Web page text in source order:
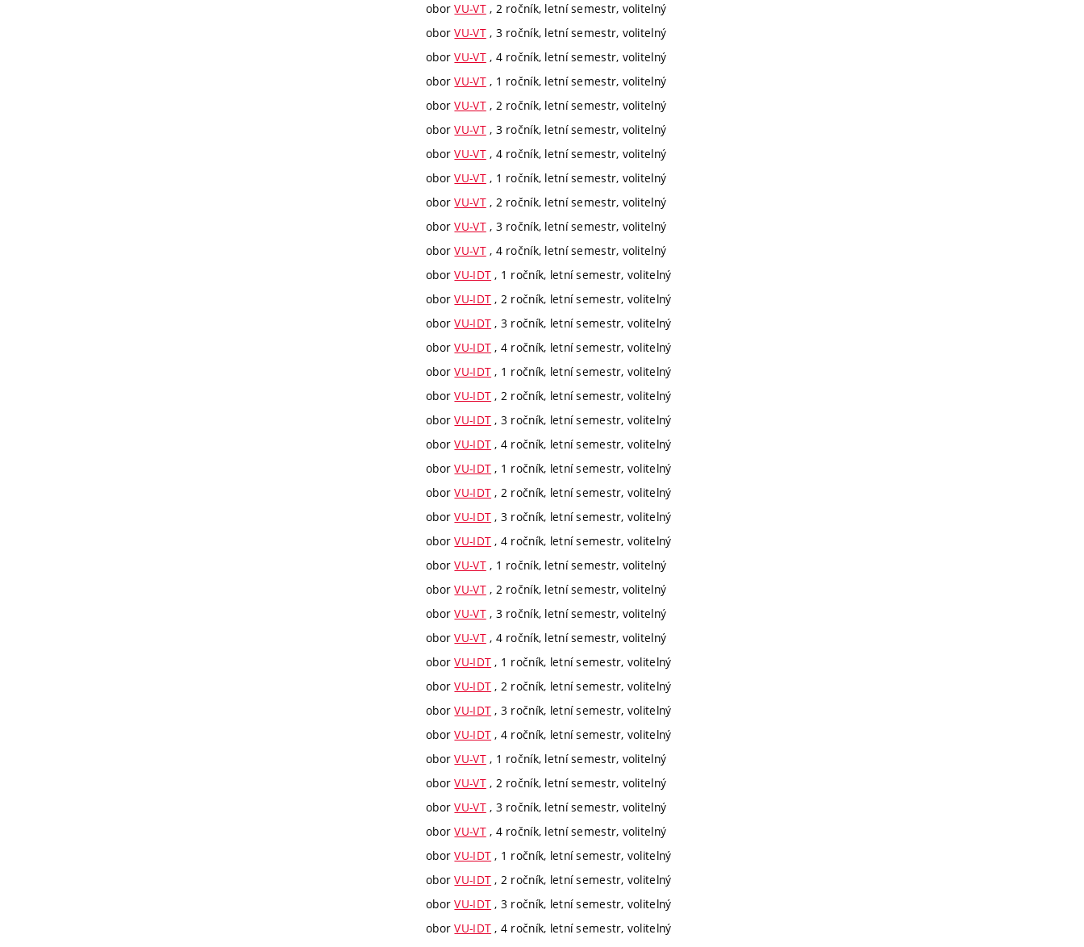
oborVU-VT, 2 ročník, letní semestr, volitelný
oborVU-VT, 3 ročník, letní semestr, volitelný
oborVU-VT, 4 ročník, letní semestr, volitelný
oborVU-VT, 1 ročník, letní semestr, volitelný
oborVU-VT, 2 ročník, letní semestr, volitelný
oborVU-VT, 3 ročník, letní semestr, volitelný
oborVU-VT, 4 ročník, letní semestr, volitelný
oborVU-VT, 1 ročník, letní semestr, volitelný
oborVU-VT, 2 ročník, letní semestr, volitelný
oborVU-VT, 3 ročník, letní semestr, volitelný
oborVU-VT, 4 ročník, letní semestr, volitelný
oborVU-IDT , 1 ročník, letní semestr, volitelný
oborVU-IDT , 2 ročník, letní semestr, volitelný
oborVU-IDT , 3 ročník, letní semestr, volitelný
oborVU-IDT , 4 ročník, letní semestr, volitelný
oborVU-IDT , 1 ročník, letní semestr, volitelný
oborVU-IDT , 2 ročník, letní semestr, volitelný
oborVU-IDT , 3 ročník, letní semestr, volitelný
oborVU-IDT , 4 ročník, letní semestr, volitelný
oborVU-IDT , 1 ročník, letní semestr, volitelný
oborVU-IDT , 2 ročník, letní semestr, volitelný
oborVU-IDT , 3 ročník, letní semestr, volitelný
oborVU-IDT , 4 ročník, letní semestr, volitelný
oborVU-VT, 1 ročník, letní semestr, volitelný
oborVU-VT, 2 ročník, letní semestr, volitelný
oborVU-VT, 3 ročník, letní semestr, volitelný
oborVU-VT, 4 ročník, letní semestr, volitelný
oborVU-IDT , 1 ročník, letní semestr, volitelný
oborVU-IDT , 2 ročník, letní semestr, volitelný
oborVU-IDT , 3 ročník, letní semestr, volitelný
oborVU-IDT , 4 ročník, letní semestr, volitelný
oborVU-VT, 1 ročník, letní semestr, volitelný
oborVU-VT, 2 ročník, letní semestr, volitelný
oborVU-VT, 3 ročník, letní semestr, volitelný
oborVU-VT, 4 ročník, letní semestr, volitelný
oborVU-IDT , 1 ročník, letní semestr, volitelný
oborVU-IDT , 2 ročník, letní semestr, volitelný
oborVU-IDT , 3 ročník, letní semestr, volitelný
oborVU-IDT , 4 ročník, letní semestr, volitelný